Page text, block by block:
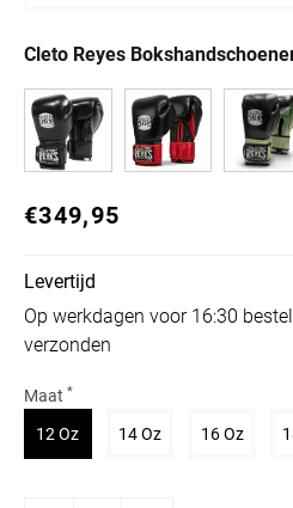
Cleto Reyes
Normale prijs
€349,95
Levertijd
Op werkdagen voor 16:30
verzonden
Maat *
12 OzVariant uitverkocht of niet
14 OzVariant16 Oz